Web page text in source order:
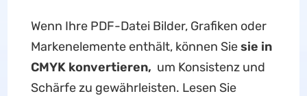
Wenn Ihre PDF-Datei Bilder, Grafiken oder
Markenelemente enthält, können Siesie in
CMYK konvertieren, um Konsistenz und
Schärfe zu gewährleisten. Lesen Sie